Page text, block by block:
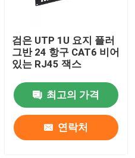
검은 UTP 1U 요지 플러
그반 24 항구 CAT6 비어
있는 RJ45 잭스
최고의 가격
연락처